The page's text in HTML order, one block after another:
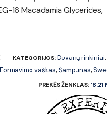
16 Macadamia Glycerides,
KATEGORIJOS:Dovanų rinkiniai,
Formavimo vaškas,Šampūnas,
PREKĖS ŽENKLAS:18.21